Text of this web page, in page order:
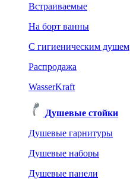
Встраиваемые
На борт ванны
C гигиеническим душем
Распродажа
WasserKraft
Душевые стойки
Душевые гарнитуры
Душевые наборы
Душевые панели